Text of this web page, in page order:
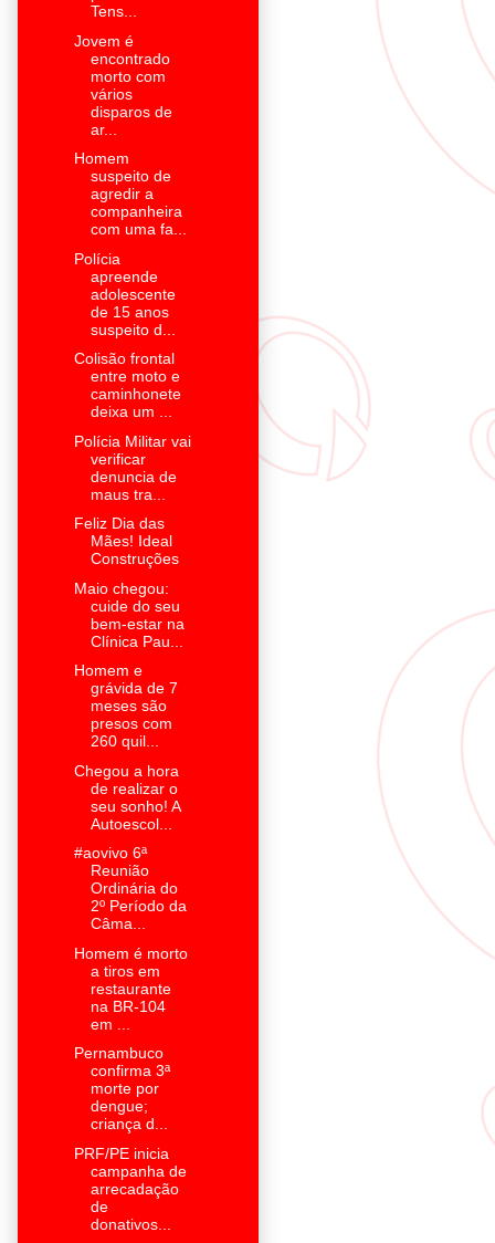
Tens...
Jovem é
encontrado
morto com
vários
disparos de
ar...
Homem
suspeito de
agredir a
companheira
com uma fa...
Polícia
apreende
adolescente
de 15 anos
suspeito d...
Colisão frontal
entre moto e
caminhonete
deixa um ...
Polícia Militar vai
verificar
denuncia de
maus tra...
Feliz Dia das
Mães! Ideal
Construções
Maio chegou:
cuide do seu
bem-estar na
Clínica Pau...
Homem e
grávida de 7
meses são
presos com
260 quil...
Chegou a hora
de realizar o
seu sonho! A
Autoescol...
#aovivo 6ª
Reunião
Ordinária do
2º Período da
Câma...
Homem é morto
a tiros em
restaurante
na BR-104
em ...
Pernambuco
confirma 3ª
morte por
dengue;
criança d...
PRF/PE inicia
campanha de
arrecadação
de
donativos...